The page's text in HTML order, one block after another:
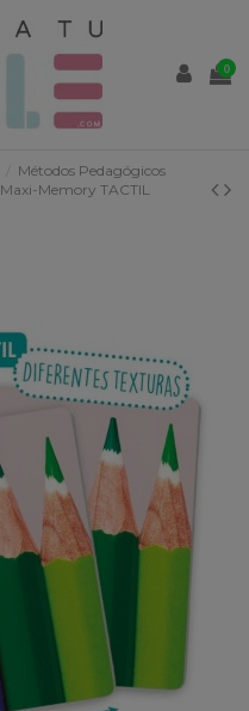
0
Métodos Pedagógicos
Maxi-Memory TACTIL